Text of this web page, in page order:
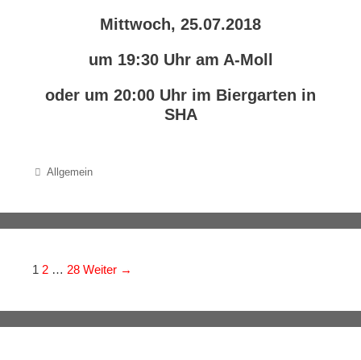
Mittwoch, 25.07.2018
um 19:30 Uhr am A-Moll
oder um 20:00 Uhr im Biergarten in
SHA
Categories
Allgemein
Navigation der Beiträge
1 2 … 28 Weiter →